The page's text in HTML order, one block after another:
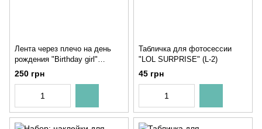
Лента через плечо на день
рождения "Birthday girl"
малиновая (40-224)
250 грн
Табличка для фотосессии
"LOL SURPRISE" (L-2)
45 грн